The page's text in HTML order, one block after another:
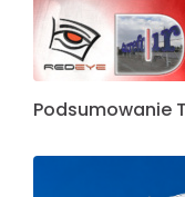
Podsumowanie